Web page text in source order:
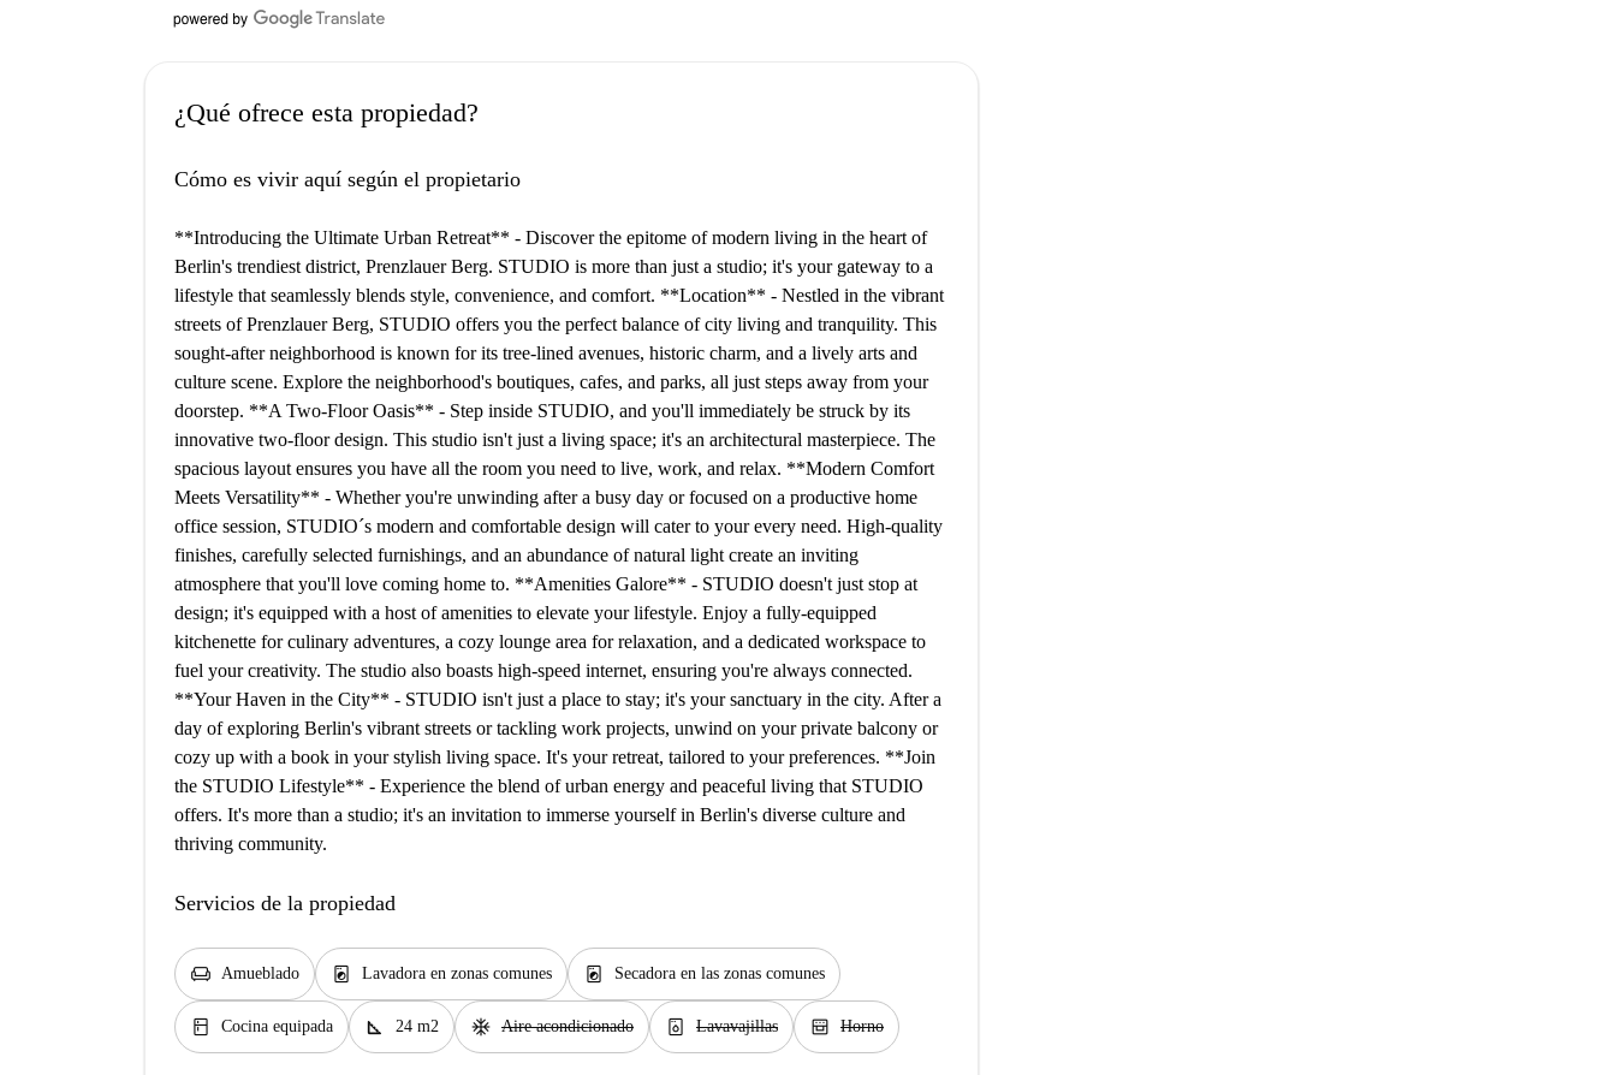
¿Qué ofrece esta propiedad?
Cómo es vivir aquí según el propietario
**Introducing the Ultimate Urban Retreat** - Discover the epitome of modern living in the heart of
Berlin's trendiest district, Prenzlauer Berg. STUDIO is more than just a studio; it's your gateway to a
lifestyle that seamlessly blends style, convenience, and comfort. **Location** - Nestled in the vibrant
streets of Prenzlauer Berg, STUDIO offers you the perfect balance of city living and tranquility. This
sought-after neighborhood is known for its tree-lined avenues, historic charm, and a lively arts and
culture scene. Explore the neighborhood's boutiques, cafes, and parks, all just steps away from your
doorstep. **A Two-Floor Oasis** - Step inside STUDIO, and you'll immediately be struck by its
innovative two-floor design. This studio isn't just a living space; it's an architectural masterpiece. The
spacious layout ensures you have all the room you need to live, work, and relax. **Modern Comfort
Meets Versatility** - Whether you're unwinding after a busy day or focused on a productive home
office session, STUDIO´s modern and comfortable design will cater to your every need. High-quality
finishes, carefully selected furnishings, and an abundance of natural light create an inviting
atmosphere that you'll love coming home to. **Amenities Galore** - STUDIO doesn't just stop at
design; it's equipped with a host of amenities to elevate your lifestyle. Enjoy a fully-equipped
kitchenette for culinary adventures, a cozy lounge area for relaxation, and a dedicated workspace to
fuel your creativity. The studio also boasts high-speed internet, ensuring you're always connected.
**Your Haven in the City** - STUDIO isn't just a place to stay; it's your sanctuary in the city. After a
day of exploring Berlin's vibrant streets or tackling work projects, unwind on your private balcony or
cozy up with a book in your stylish living space. It's your retreat, tailored to your preferences. **Join
the STUDIO Lifestyle** - Experience the blend of urban energy and peaceful living that STUDIO
offers. It's more than a studio; it's an invitation to immerse yourself in Berlin's diverse culture and
thriving community.
Servicios de la propiedad
chair Amueblado local_laundry_service Lavadora en zonas comunes local_laundry_service Secadora en las zonas comunes
kitchen Cocina equipada square_foot 24 m2 ac_unit Aire acondicionado dishwasher_gen Lavavajillas oven_gen Horno